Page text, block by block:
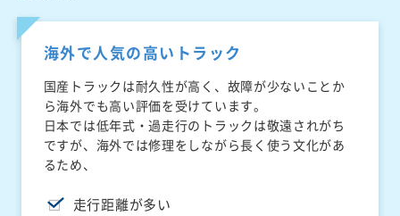
海外で人気の高いトラック
国産トラックは耐久性が高く、故障が少ないことか
ら海外でも高い評価を受けています。
日本では低年式・過走行のトラックは敬遠されがち
ですが、海外では修理をしながら長く使う文化があ
るため、
走行距離が多い